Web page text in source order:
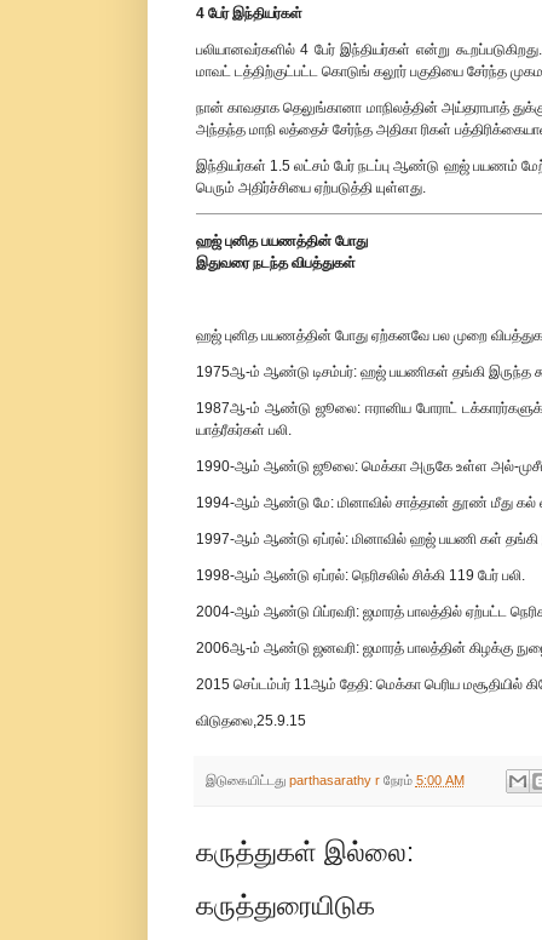
4 பேர் இந்தியர்கள்
பலியானவர்களில் 4 பேர் இந்தியர்கள் என்று
மாவட் டத்திற்குட்பட்ட கொடுங் கலூர் பகுதியை சேர்ந்த
நான் காவதாக தெலுங்கானா மாநிலத்தின் அய்தராபாத்
அந்தந்த மாநி லத்தைச் சேர்ந்த அதிகா ரிகள்
இந்தியர்கள் 1.5 லட்சம் பேர் நடப்பு ஆண்டு ஹஜ் பயணம்
பெரும் அதிர்ச்சியை ஏற்படுத்தி யுள்ளது.
ஹஜ் புனித பயணத்தின் போது
இதுவரை நடந்த விபத்துகள்
ஹஜ் புனித பயணத்தின் போது ஏற்கனவே பல முறை
1975ஆ-ம் ஆண்டு டிசம்பர்: ஹஜ் பயணிகள் தங்கி இருந்த
1987ஆ-ம் ஆண்டு ஜூலை: ஈரானிய போராட்
யாத்ரீகர்கள் பலி.
1990-ஆம் ஆண்டு ஜூலை: மெக்கா அருகே உள்ள அல்-முசீம்
1994-ஆம் ஆண்டு மே: மினாவில் சாத்தான் தூண் மீது கல்
1997-ஆம் ஆண்டு ஏப்ரல்: மினாவில் ஹஜ் பயணி கள் தங்கி
1998-ஆம் ஆண்டு ஏப்ரல்: நெரிசலில் சிக்கி 119 பேர் பலி.
2004-ஆம் ஆண்டு பிப்ரவரி: ஜமாரத் பாலத்தில் ஏற்பட்ட
2006ஆ-ம் ஆண்டு ஜனவரி: ஜமாரத் பாலத்தின் கிழக்கு
2015 செப்டம்பர் 11ஆம் தேதி: மெக்கா பெரிய மசூதியில்
விடுதலை,25.9.15
இடுகையிட்டது parthasarathy r நேரம் 5:00 AM
கருத்துகள் இல்லை:
கருத்துரையிடுக